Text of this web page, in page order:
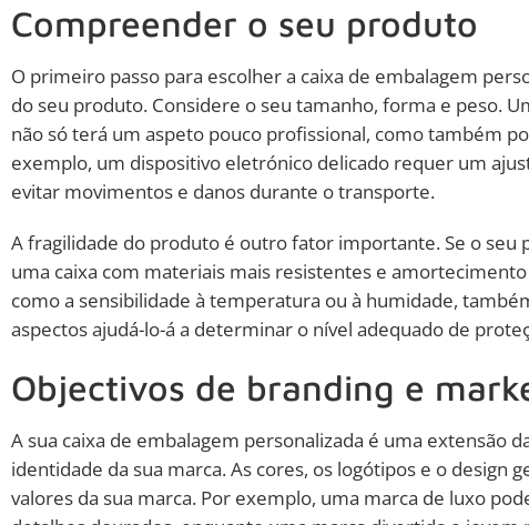
Compreender o seu produto
O primeiro passo para escolher a caixa de embalagem
do seu produto. Considere o seu tamanho, forma e peso.
não só terá um aspeto pouco profissional, como também
exemplo, um dispositivo eletrónico delicado requer um
evitar movimentos e danos durante o transporte.
A fragilidade do produto é outro fator importante. Se o
uma caixa com materiais mais resistentes e
como a sensibilidade à temperatura ou à humidade,
aspectos ajudá-lo-á a determinar o nível adequado de
Objectivos de branding e
A sua caixa de embalagem personalizada é uma extensão
identidade da sua marca. As cores, os logótipos e o design
valores da sua marca. Por exemplo, uma marca de luxo